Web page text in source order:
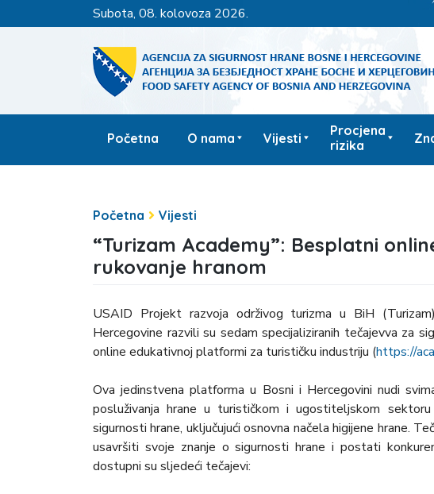
subota, 08. kolovoza 2026.
Početna O nama Vijesti
Procjena
rizika
Početna Vijesti
“Turizam Academy”: Besplatni
rukovanje hranom
USAID Projekt razvoja održivog turizma u BiH
Hercegovine razvili su sedam specijaliziranih tečajevva za
online edukativnoj platformi za turističku industriju (https://
Ova jedinstvena platforma u Bosni i Hercegovini nudi
posluživanja hrane u turističkom i ugostiteljskom
sigurnosti hrane, uključujući osnovna načela higijene hrane.
usavršiti svoje znanje o sigurnosti hrane i postati
dostupni su sljedeći tečajevi: